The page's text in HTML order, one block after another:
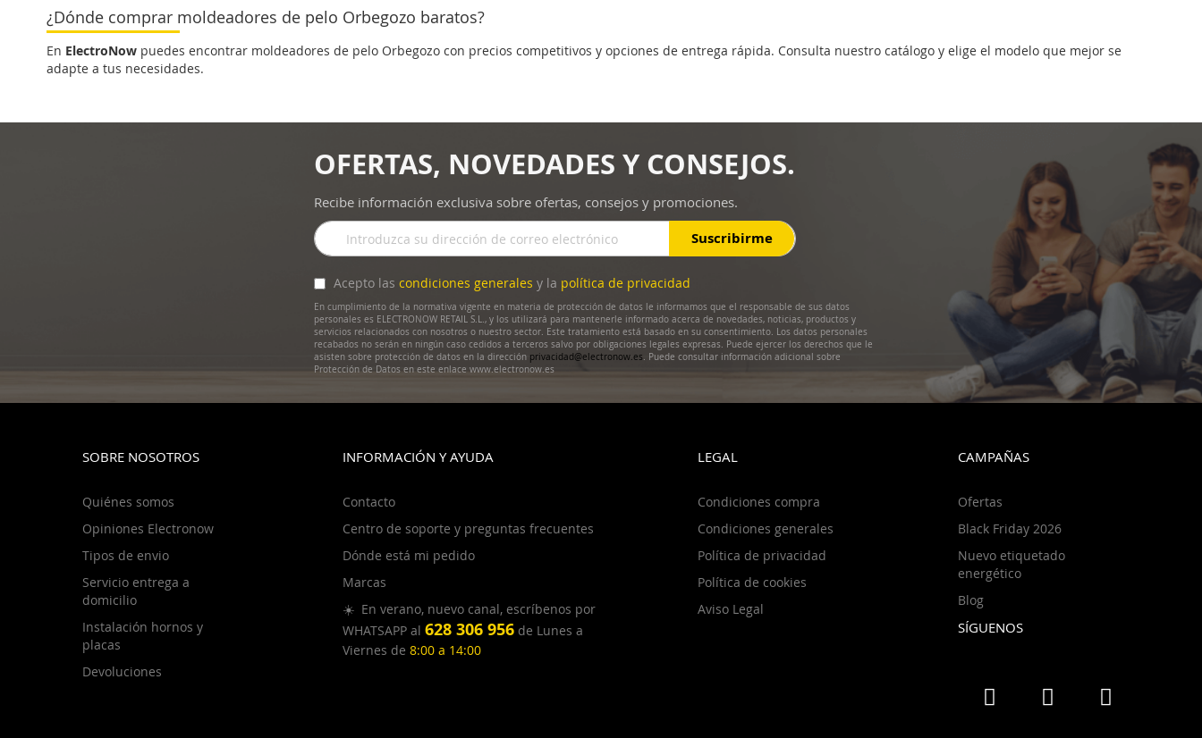
¿Dónde comprar moldeadores de pelo Orbegozo baratos?
En ElectroNow puedes encontrar moldeadores de pelo Orbegozo con precios competitivos y opciones de entrega rápida. Consulta nuestro catálogo y elige el modelo que mejor se
adapte a tus necesidades.
OFERTAS, NOVEDADES Y CONSEJOS.
Recibe información exclusiva sobre ofertas, consejos y promociones.
Inscríbase
a
boletín
de
noticias:
Suscribirme
Acepto las condiciones generales y la política de privacidad
En cumplimiento de la normativa vigente en materia de protección de datos le informamos que el responsable de sus datos
personales es ELECTRONOW RETAIL S.L., y los utilizará para mantenerle informado acerca de novedades, noticias, productos y
servicios relacionados con nosotros o nuestro sector. Este tratamiento está basado en su consentimiento. Los datos personales
recabados no serán en ningún caso cedidos a terceros salvo por obligaciones legales expresas. Puede ejercer los derechos que le
asisten sobre protección de datos en la dirección privacidad@electronow.es. Puede consultar información adicional sobre
Protección de Datos en este enlace www.electronow.es
SOBRE NOSOTROS
Quiénes somos
Opiniones Electronow
Tipos de envio
Servicio entrega a
domicilio
Instalación hornos y
placas
Devoluciones
INFORMACIÓN Y AYUDA
Contacto
Centro de soporte y preguntas frecuentes
Dónde está mi pedido
Marcas
☀️ En verano, nuevo canal, escríbenos por
WHATSAPP al 628 306 956de Lunes a
Viernes de 8:00 a 14:00
LEGAL
Condiciones compra
Condiciones generales
Política de privacidad
Política de cookies
Aviso Legal
CAMPAÑAS
Ofertas
Black Friday 2026
Nuevo etiquetado
energético
Blog
SÍGUENOS